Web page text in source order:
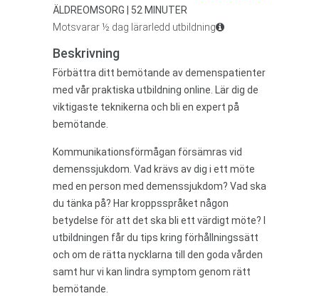
ÄLDREOMSORG | 52 MINUTER
Motsvarar ½ dag lärarledd utbildning
Beskrivning
Förbättra ditt bemötande av demenspatienter
med vår praktiska utbildning online. Lär dig de
viktigaste teknikerna och bli en expert på
bemötande.
Kommunikationsförmågan försämras vid
demenssjukdom. Vad krävs av dig i ett möte
med en person med demenssjukdom? Vad ska
du tänka på? Har kroppsspråket någon
betydelse för att det ska bli ett värdigt möte? I
utbildningen får du tips kring förhållningssätt
och om de rätta nycklarna till den goda vården
samt hur vi kan lindra symptom genom rätt
bemötande.